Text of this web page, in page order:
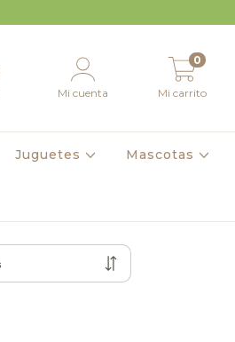
Mi cuenta Mi carrito
0
Juguetes Mascotas